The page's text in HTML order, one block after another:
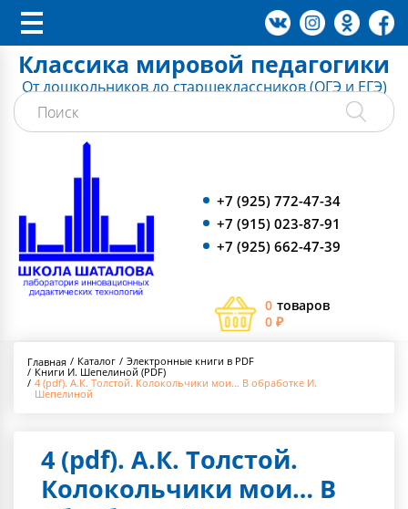
Классика мировой педагогики
От дошкольников до старшеклассников (ОГЭ и ЕГЭ)
+7 (925) 772-47-34
+7 (915) 023-87-91
+7 (925) 662-47-39
0 товаров
0 ₽
Главная Каталог
Электронные книги в PDF
Книги И. Шепелиной (PDF)
4 (pdf). А.К. Толстой. Колокольчики мои… В обработке И.
Шепелиной
4 (pdf). А.К. Толстой.
Колокольчики мои… В